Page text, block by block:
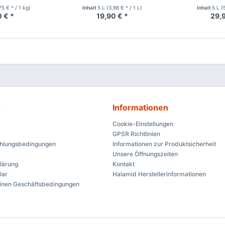
€ * / 1 kg)
€ *
Inhalt5 L (3,98 € * / 1 L)
19,90 € *
Inhalt5 L
Geschäftsbedingungen
Informationen
Cookie-Einstellungen
GPSR Richtlinien
Informationen zur Produktsicherheit
Unsere Öffnungszeiten
Kontakt
Halamid Herstellerinformationen